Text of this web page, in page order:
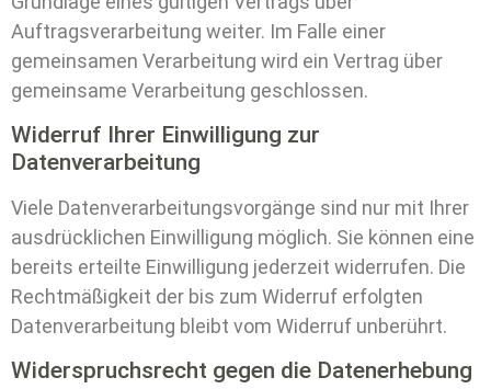
Auftragsverarbeitung weiter. Im Falle einer
gemeinsamen Verarbeitung wird ein Vertrag über
gemeinsame Verarbeitung geschlossen.
Widerruf Ihrer Einwilligung zur
Datenverarbeitung
Viele Datenverarbeitungsvorgänge sind nur mit Ihrer
ausdrücklichen Einwilligung möglich. Sie können eine
bereits erteilte Einwilligung jederzeit widerrufen. Die
Rechtmäßigkeit der bis zum Widerruf erfolgten
Datenverarbeitung bleibt vom Widerruf unberührt.
Widerspruchsrecht gegen die Datenerhebung